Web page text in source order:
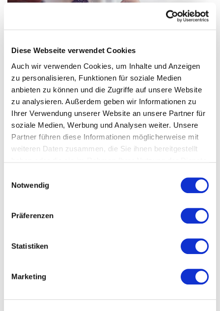
Diese Webseite verwendet Cookies
Auch wir verwenden Cookies, um Inhalte und Anzeigen
zu personalisieren, Funktionen für soziale Medien
anbieten zu können und die Zugriffe auf unsere Website
zu analysieren. Außerdem geben wir Informationen zu
Ihrer Verwendung unserer Website an unsere Partner für
soziale Medien, Werbung und Analysen weiter. Unsere
Partner führen diese Informationen möglicherweise mit
weiteren Daten zusammen, die Sie ihnen bereitgestellt
Notwendig
Präferenzen
Statistiken
Marketing
OSTERLAMM SELBST GEMACHT:
Ein süßes, mit Puderzucker bestäubtes Osterlamm darf
traditionell bei einem schönen Oster-Frühstück nicht fehlen.
Hübsch verpackt ist es auch ein tolles Mitbringsel.
Zum Repzet